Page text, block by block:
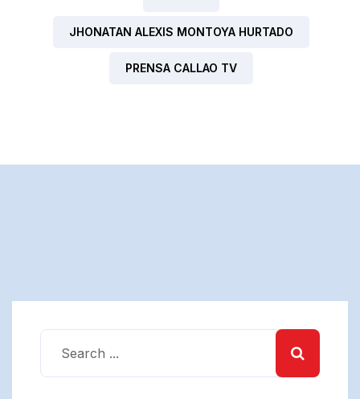
JHONATAN ALEXIS MONTOYA HURTADO
PRENSA CALLAO TV